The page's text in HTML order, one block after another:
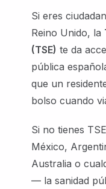
Si eres
Reino Unido, la
(TSE) te da
pública
que un
bolso cuando
Si no tienes
México,
Australia o
— la sanidad